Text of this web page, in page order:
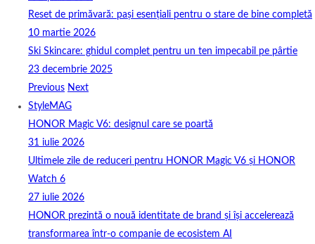
Reset de primăvară: pași esențiali pentru o stare de bine completă
10 martie 2026
Ski Skincare: ghidul complet pentru un ten impecabil pe pârtie
23 decembrie 2025
Previous Next
StyleMAG
HONOR Magic V6: designul care se poartă
31 iulie 2026
Ultimele zile de reduceri pentru HONOR Magic V6 și HONOR
Watch 6
27 iulie 2026
HONOR prezintă o nouă identitate de brand și își accelerează
transformarea într-o companie de ecosistem AI